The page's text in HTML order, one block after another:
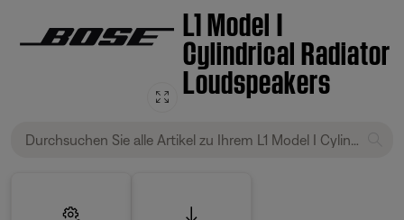
L1 Model I
Cylindrical Radiator
Loudspeakers